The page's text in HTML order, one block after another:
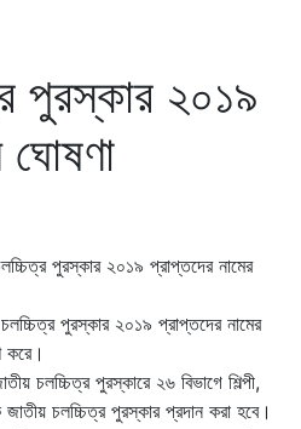
পুরস্কার ২০১৯
ঘোষণা
পুরস্কার ২০১৯ প্রাপ্তদের নামের
পুরস্কার ২০১৯ প্রাপ্তদের নামের
করে।
চলচ্চিত্র পুরস্কারে ২৬ বিভাগে শিল্পী,
চলচ্চিত্র পুরস্কার প্রদান করা হবে।